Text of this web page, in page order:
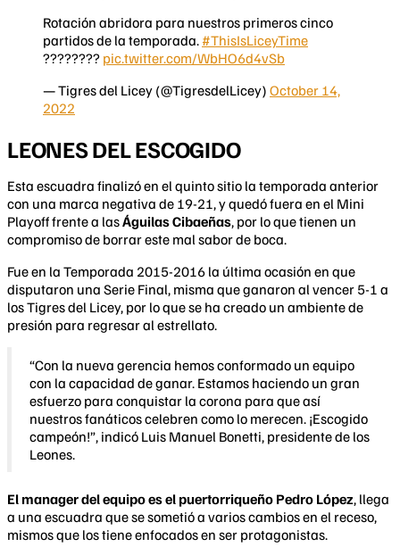
Rotación abridora para nuestros primeros cinco
partidos de la temporada. #ThisIsLiceyTime
???????? pic.twitter.com/WbHO6d4vSb
— Tigres del Licey (@TigresdelLicey) October 14,
2022
LEONES DEL ESCOGIDO
Esta escuadra finalizó en el quinto sitio la temporada anterior
con una marca negativa de 19-21, y quedó fuera en el Mini
Playoff frente a lasÁguilas Cibaeñas, por lo que tienen un
compromiso de borrar este mal sabor de boca.
Fue en la Temporada 2015-2016 la última ocasión en que
disputaron una Serie Final, misma que ganaron al vencer 5-1 a
los Tigres del Licey, por lo que se ha creado un ambiente de
presión para regresar al estrellato.
“Con la nueva gerencia hemos conformado un equipo
con la capacidad de ganar. Estamos haciendo un gran
esfuerzo para conquistar la corona para que así
nuestros fanáticos celebren como lo merecen. ¡Escogido
campeón!”, indicó Luis Manuel Bonetti, presidente de los
Leones.
El manager del equipo es el puertorriqueño Pedro López, llega
a una escuadra que se sometió a varios cambios en el receso,
mismos que los tiene enfocados en ser protagonistas.